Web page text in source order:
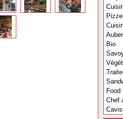
Bio
Food
Chef